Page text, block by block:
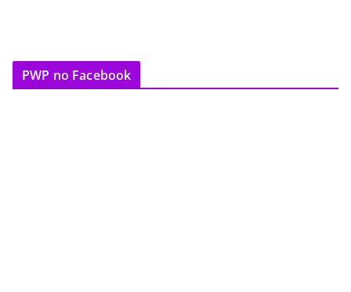
PWP no Facebook